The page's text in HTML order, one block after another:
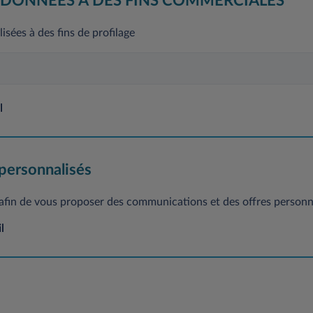
à tout moment le consentement donné précédemment en référence
traitées pendant 3 ans à compter de leur mise à disposition et seront
promotions les plus proches de vos préférences et habitudes.
des données personnelles collectées afin d'évaluer et de prédire
promotionnelles aux produits ou promotions similaires basées sur
à tout moment le consentement donné précédemment en référence
à des fins de profilage
de vous proposer des communications et des offres